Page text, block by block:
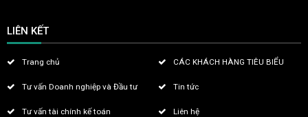
LIÊN KẾT
Trang chủ
Tư vấn Doanh nghiệp và Đầu tư
Tư vấn tài chính kế toán
CÁC KHÁCH HÀNG TIÊU BIỂU
Tin tức
Liên hệ